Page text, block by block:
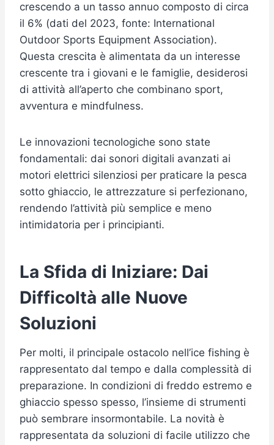
crescendo a un tasso annuo composto di circa
il 6% (dati del 2023, fonte: International
Outdoor Sports Equipment Association).
Questa crescita è alimentata da un interesse
crescente tra i giovani e le famiglie, desiderosi
di attività all’aperto che combinano sport,
avventura e mindfulness.
Le innovazioni tecnologiche sono state
fondamentali: dai sonori digitali avanzati ai
motori elettrici silenziosi per praticare la pesca
sotto ghiaccio, le attrezzature si perfezionano,
rendendo l’attività più semplice e meno
intimidatoria per i principianti.
La Sfida di Iniziare: Dai
Difficoltà alle Nuove
Soluzioni
Per molti, il principale ostacolo nell’ice fishing è
rappresentato dal tempo e dalla complessità di
preparazione. In condizioni di freddo estremo e
ghiaccio spesso spesso, l’insieme di strumenti
può sembrare insormontabile. La novità è
rappresentata da soluzioni di facile utilizzo che